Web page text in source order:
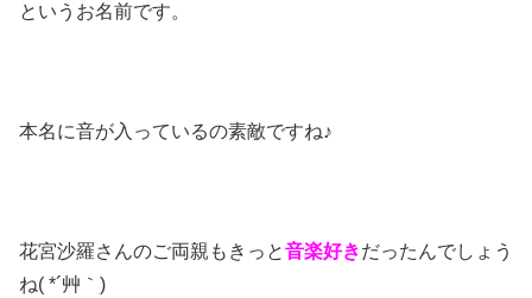
というお名前です。
本名に音が入っているの素敵ですね♪
花宮沙羅さんのご両親もきっと音楽好きだったんでしょう
ね( *´艸｀)